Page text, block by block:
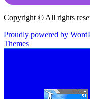
Copyright © All rights
Proudly powered by
Themes